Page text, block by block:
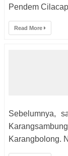
Pendem
Read More
Sebelumnya,
Karangbolong.